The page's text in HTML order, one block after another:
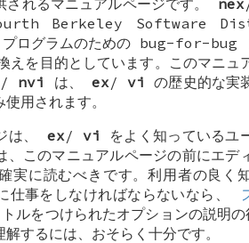
Berkeley Software
プログラムのための bug-for-bug
を目的としています。このマニュ
/ nvi は、ex /vi の歴史的な実
用されます。
は、 ex / vi をよく知っているユ
、このマニュアルページの前にエデ
実に読むべきです。利用者の良く
仕事をしなければならないなら、
ルをつけられたオプションの説明
するには、おそらく十分です。